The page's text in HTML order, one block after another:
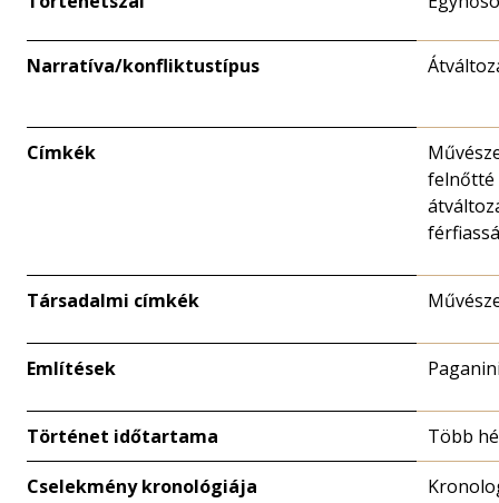
Narratíva/konfliktustípus
Címkék
felnőtté
Társadalmi címkék
Említések
Történet időtartama Több
Cselekmény kronológiája